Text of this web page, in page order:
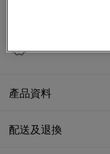
產品資料
配送及退換